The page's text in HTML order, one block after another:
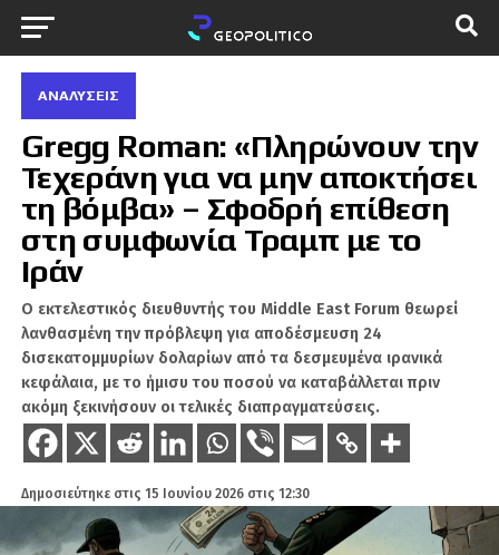
ΑΝΑΛΎΣΕΙΣ
Gregg Roman: «Πληρώνουν την
Τεχεράνη για να μην αποκτήσει
τη βόμβα» – Σφοδρή επίθεση
στη συμφωνία Τραμπ με το
Ιράν
Ο εκτελεστικός διευθυντής του Middle East Forum θεωρεί
λανθασμένη την πρόβλεψη για αποδέσμευση 24
δισεκατομμυρίων δολαρίων από τα δεσμευμένα ιρανικά
κεφάλαια, με το ήμισυ του ποσού να καταβάλλεται πριν
ακόμη ξεκινήσουν οι τελικές διαπραγματεύσεις.
Δημοσιεύτηκε στις 15 Ιουνίου 2026 στις 12:30